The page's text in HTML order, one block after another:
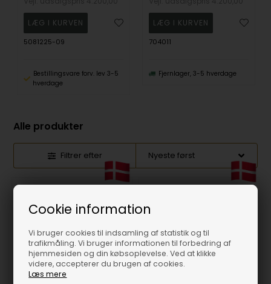
Cookie information
Vi bruger cookies til indsamling af statistik og til
trafikmåling. Vi bruger informationen til forbedring af
hjemmesiden og din købsoplevelse. Ved at klikke
videre, accepterer du brugen af cookies.
Læs mere
5081225-09
Bestillingsvare forv. lev 3-5
hverdage
704011
Fjernlager, 3-5 hverdage
Alle produkter
Filtrer efter
19%